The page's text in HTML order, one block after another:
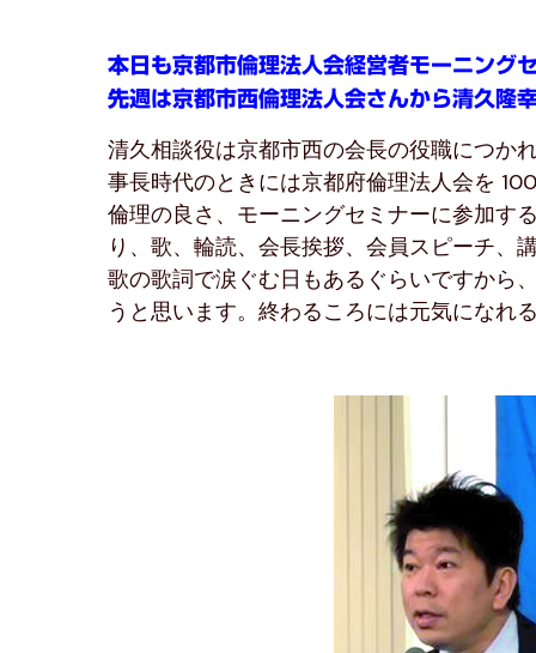
本日も京都市倫理法人会経営者モーニング
先週は京都市西倫理法人会さんから清久隆
清久相談役は京都市西の会長の役職につか
事長時代のときには京都府倫理法人会を
倫理の良さ、モーニングセミナーに参加す
り、歌、輪読、会長挨拶、会員スピーチ、
歌の歌詞で涙ぐむ日もあるぐらいですから
うと思います。終わるころには元気になれ